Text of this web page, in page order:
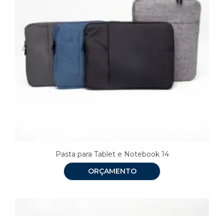
Pasta para Tablet e Notebook 14
ORÇAMENTO